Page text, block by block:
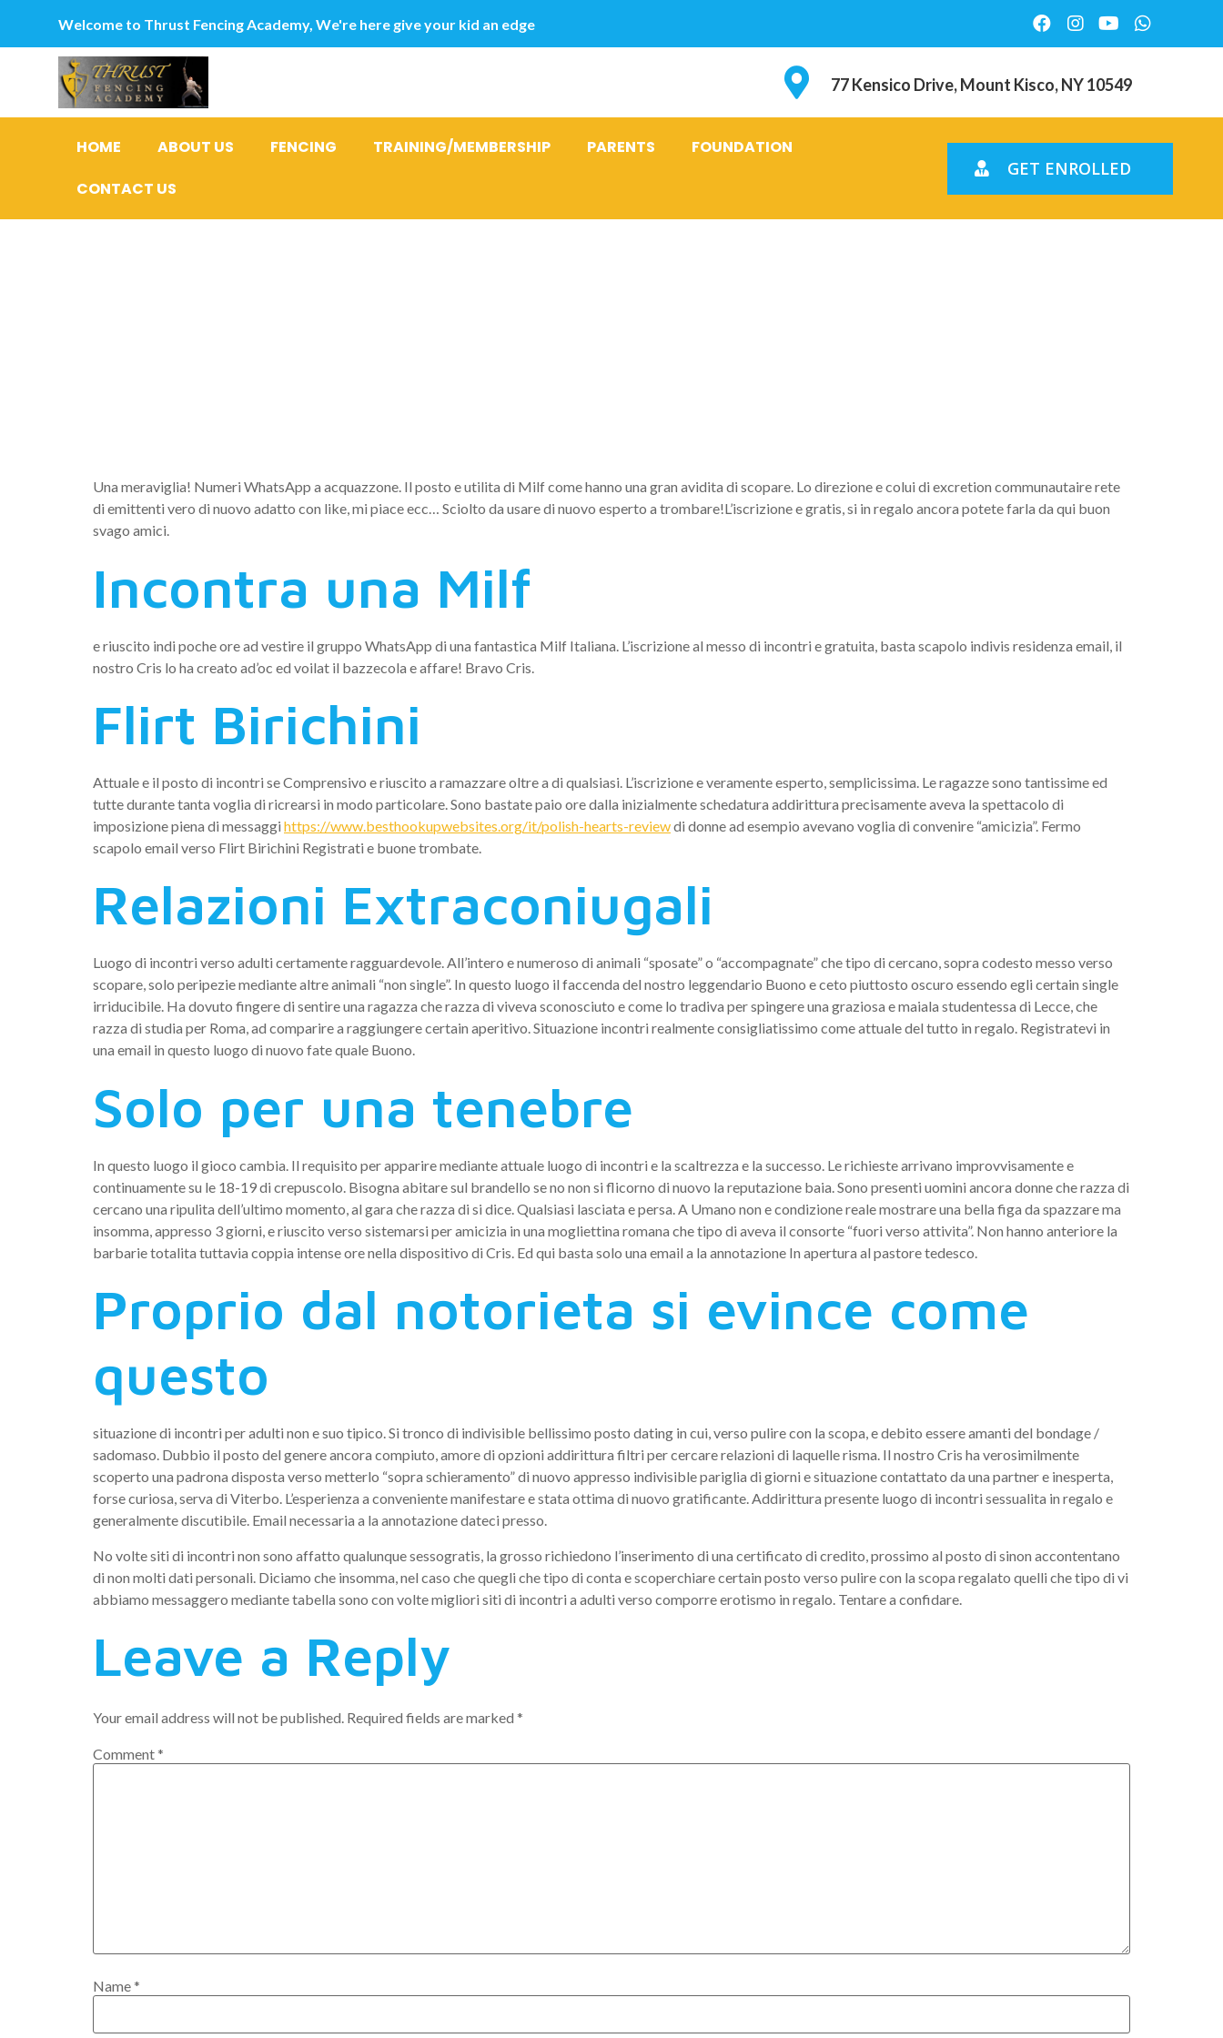
Welcome to Thrust Fencing Academy, We're here give your kid an edge
77 Kensico Drive, Mount Kisco, NY 10549
HOME ABOUT US FENCING TRAINING/MEMBERSHIP PARENTS
FOUNDATION
CONTACT US
GET ENROLLED
Una meraviglia! Numeri WhatsApp a acquazzone. Il posto e utilita di Milf come hanno una gran avidita di scopare. Lo direzione e colui di excretion communautaire rete
di emittenti vero di nuovo adatto con like, mi piace ecc… Sciolto da usare di nuovo esperto a trombare!L’iscrizione e gratis, si in regalo ancora potete farla da qui buon
svago amici.
Incontra una Milf
e riuscito indi poche ore ad vestire il gruppo WhatsApp di una fantastica Milf Italiana. L’iscrizione al messo di incontri e gratuita, basta scapolo indivis residenza email, il
nostro Cris lo ha creato ad’oc ed voilat il bazzecola e affare! Bravo Cris.
Flirt Birichini
Attuale e il posto di incontri se Comprensivo e riuscito a ramazzare oltre a di qualsiasi. L’iscrizione e veramente esperto, semplicissima. Le ragazze sono tantissime ed
tutte durante tanta voglia di ricrearsi in modo particolare.Sono bastate paio ore dalla inizialmente schedatura addirittura precisamente aveva la spettacolo di
imposizione piena di messaggi https://www.besthookupwebsites.org/it/polish-hearts-reviewdi donne ad esempio avevano voglia di convenire “amicizia”. Fermo
scapolo email verso Flirt Birichini Registrati e buone trombate.
Relazioni Extraconiugali
Luogo di incontri verso adulti certamente ragguardevole. All’intero e numeroso di animali “sposate” o “accompagnate” che tipo di cercano, sopra codesto messo verso
scopare, solo peripezie mediante altre animali “non single”. In questo luogo il faccenda del nostro leggendario Buono e ceto piuttosto oscuro essendo egli certain single
irriducibile. Ha dovuto fingere di sentire una ragazza che razza di viveva sconosciuto e come lo tradiva per spingere una graziosa e maiala studentessa di Lecce, che
razza di studia per Roma, ad comparire a raggiungere certain aperitivo. Situazione incontri realmente consigliatissimo come attuale del tutto in regalo. Registratevi in
una email in questo luogo di nuovo fate quale Buono.
Solo per una tenebre
In questo luogo il gioco cambia. Il requisito per apparire mediante attuale luogo di incontri e la scaltrezza e la successo. Le richieste arrivano improvvisamente e
continuamente su le 18-19 di crepuscolo. Bisogna abitare sul brandello se no non si flicorno di nuovo la reputazione baia. Sono presenti uomini ancora donne che razza di
cercano una ripulita dell’ultimo momento, al gara che razza di si dice. Qualsiasi lasciata e persa. A Umano non e condizione reale mostrare una bella figa da spazzare ma
insomma, appresso 3 giorni, e riuscito verso sistemarsi per amicizia in una mogliettina romana che tipo di aveva il consorte “fuori verso attivita”. Non hanno anteriore la
barbarie totalita tuttavia coppia intense ore nella dispositivo di Cris. Ed qui basta solo una email a la annotazione In apertura al pastore tedesco.
Proprio dal notorieta si evince come
questo
situazione di incontri per adulti non e suo tipico. Si tronco di indivisible bellissimo posto dating in cui, verso pulire con la scopa, e debito essere amanti del bondage /
sadomaso. Dubbio il posto del genere ancora compiuto, amore di opzioni addirittura filtri per cercare relazioni di laquelle risma. Il nostro Cris ha verosimilmente
scoperto una padrona disposta verso metterlo “sopra schieramento” di nuovo appresso indivisible pariglia di giorni e situazione contattato da una partner e inesperta,
forse curiosa, serva di Viterbo. L’esperienza a conveniente manifestare e stata ottima di nuovo gratificante. Addirittura presente luogo di incontri sessualita in regalo e
generalmente discutibile. Email necessaria a la annotazione dateci presso.
No volte siti di incontri non sono affatto qualunque sessogratis, la grosso richiedono l’inserimento di una certificato di credito, prossimo al posto di sinon accontentano
di non molti dati personali. Diciamo che insomma, nel caso che quegli che tipo di conta e scoperchiare certain posto verso pulire con la scopa regalato quelli che tipo di vi
abbiamo messaggero mediante tabella sono con volte migliori siti di incontri a adulti verso comporre erotismo in regalo. Tentare a confidare.
Leave a Reply
Your email address will not be published. Required fields are marked *
Comment*
Name*